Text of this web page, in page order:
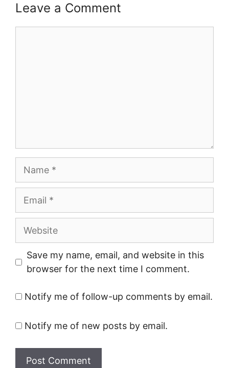
Leave a Comment
Name
Email
Website
Save my name, email, and website in this
browser for the next time I comment.
Notify me of follow-up comments by email.
Notify me of new posts by email.